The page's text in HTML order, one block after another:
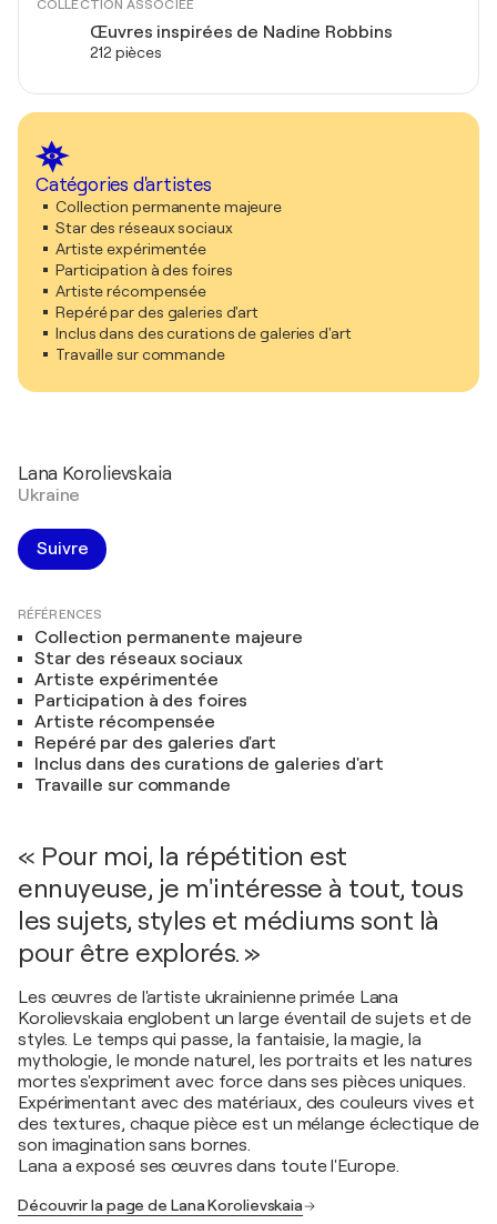
COLLECTION ASSOCIÉE
Œuvres inspirées de Nadine Robbins
212 pièces
Catégories d'artistes
Collection permanente majeure
Star des réseaux sociaux
Artiste expérimentée
Participation à des foires
Artiste récompensée
Repéré par des galeries d'art
Inclus dans des curations de galeries d'art
Travaille sur commande
Lana Korolievskaia
Ukraine
Suivre
RÉFÉRENCES
Collection permanente majeure
Star des réseaux sociaux
Artiste expérimentée
Participation à des foires
Artiste récompensée
Repéré par des galeries d'art
Inclus dans des curations de galeries d'art
Travaille sur commande
« Pour moi, la répétition est
ennuyeuse, je m'intéresse à tout, tous
les sujets, styles et médiums sont là
pour être explorés. »
Les œuvres de l'artiste ukrainienne primée Lana
Korolievskaia englobent un large éventail de sujets et de
styles. Le temps qui passe, la fantaisie, la magie, la
mythologie, le monde naturel, les portraits et les natures
mortes s'expriment avec force dans ses pièces uniques.
Expérimentant avec des matériaux, des couleurs vives et
des textures, chaque pièce est un mélange éclectique de
son imagination sans bornes.
Lana a exposé ses œuvres dans toute l'Europe.
Découvrir la page de Lana Korolievskaia